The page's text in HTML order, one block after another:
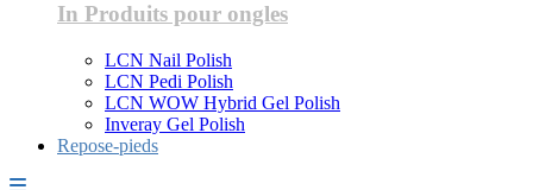
In Produits pour ongles
LCN Nail Polish
LCN Pedi Polish
LCN WOW Hybrid Gel Polish
Inveray Gel Polish
Repose-pieds